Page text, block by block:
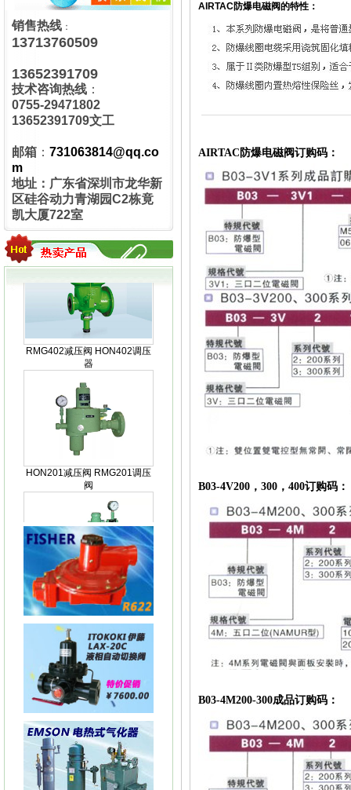
销售热线 ：
13713760509
13652391709
技术咨询热线 ：
0755-29471802
13652391709文工
邮箱 ： 731063814@qq.co
m
地址：广东省深圳市龙华新
区硅谷动力青湖园C2栋竟
凯大厦722室
R100UD真空调压器
MEDENUS R100气体减压阀
RMG402减压阀 HON402调压
器
HON201减压阀 RMG201调压
HON200减压阀RGM200减压
阀
KIMRAY150指挥器KIMRAY
150减压阀
AIRTAC防爆电磁阀的特性：
AIRTAC防爆电磁阀订购码：
B03-4V200，300，400订购码：
B03-4M200-300成品订购码：